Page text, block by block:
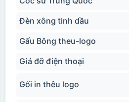
Đèn xông tinh dầu
Gấu Bông theu-logo
Giá đỡ điện thoại
Gối in thêu logo